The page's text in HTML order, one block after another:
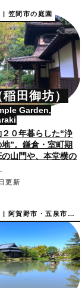
| 笠間市の庭園
田御坊）
Garden,
０年暮らした“浄
”。鎌倉・室町期
山門や、本堂横の
更新
新潟県の庭園 | 阿賀野市・五泉市の庭園